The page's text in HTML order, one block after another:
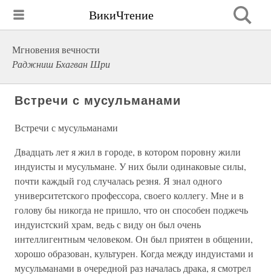
ВикиЧтение
Мгновения вечности
Раджниш Бхагван Шри
Встречи с мусульманами
Встречи с мусульманами
Двадцать лет я жил в городе, в котором поровну жили
индуисты и мусульмане. У них были одинаковые силы,
почти каждый год случалась резня. Я знал одного
университетского профессора, своего коллегу. Мне и в
голову бы никогда не пришло, что он способен поджечь
индуистский храм, ведь с виду он был очень
интеллигентным человеком. Он был приятен в общении,
хорошо образован, культурен. Когда между индуистами и
мусульманами в очередной раз началась драка, я смотрел